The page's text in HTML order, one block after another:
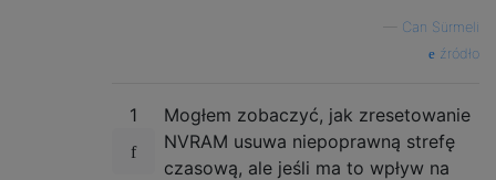
Can Sürmeli
źródło
1
Mogłem zobaczyć, jak zresetowanie
NVRAM usuwa niepoprawną strefę
czasową, ale jeśli ma to wpływ na